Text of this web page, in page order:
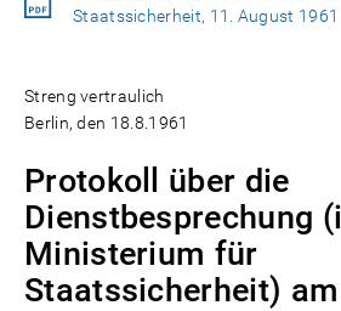
Staatssicherheit, 11. August 1961
Streng vertraulich
Berlin, den 18.8.1961
Protokoll über die
Dienstbesprechung
Ministerium für
Staatssicherheit)